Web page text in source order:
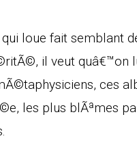
loue fait semblant
il veut quâ€™on
ces
les plus blÃªmes